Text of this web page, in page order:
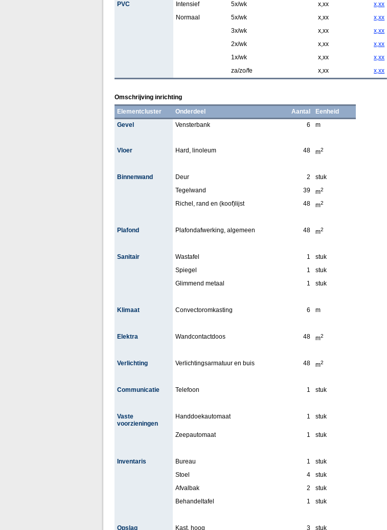
PVC Intensief 5x/wk x,xx
x,xx
Normaal
5x/wk x,xx
x,xx
3x/wk
x,xx
x,xx
2x/wk
x,xx
x,xx
1x/wk
x,xx
x,xx
za/zo/fe
x,xx x,xx
Omschrijving inrichting
Elementcluster
Onderdeel Aantal
Eenheid
Gevel
Vensterbank 6 m
Vloer Hard, linoleum 48 m2
Binnenwand Deur 2
stuk
Tegelwand
39 m2
Richel, rand en (koof)lijst 48 m2
Plafond Plafondafwerking, algemeen 48 m2
Sanitair Wastafel 1
stuk
Spiegel
1
stuk
Glimmend metaal
1 stuk
Klimaat Convectoromkasting 6 m
Elektra Wandcontactdoos 48 m2
Verlichting Verlichtingsarmatuur en buis 48 m2
Communicatie Telefoon 1 stuk
Vaste
voorzieningen
Handdoekautomaat 1 stuk
Zeepautomaat 1 stuk
Inventaris Bureau 1
stuk
Stoel
4
stuk
Afvalbak
2
stuk
Behandeltafel
1 stuk
Opslag Kast, hoog 3 stuk